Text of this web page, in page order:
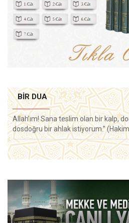
BIR DUA
Allah’ım! Sana teslim olan bir kalp,
dosdoğru bir ahlak istiyorum.”